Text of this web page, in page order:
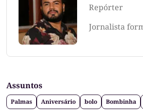
Repórter
Jornalista
Assuntos
Palmas Aniversário bolo Bombinha